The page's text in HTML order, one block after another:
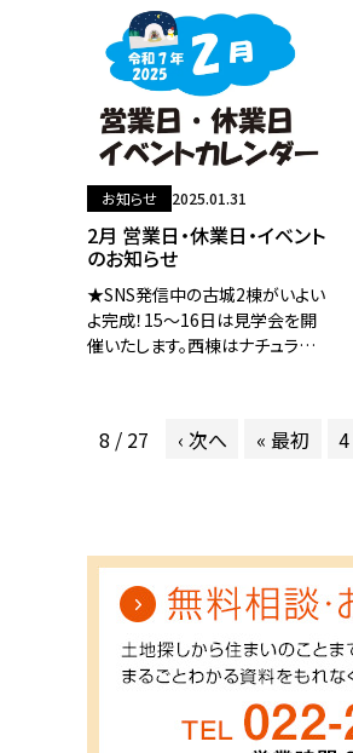
「だけじゃない」様々な魅力を集
めた、非日常も携える家★赤い三
角屋根と、「内装ネイ
お知らせ 2025.01.31
2月 営業日・休業日・イベント
のお知らせ
★SNS発信中の古城2棟がいよい
よ完成！15～16日は見学会を開
催いたします。西棟はナチュラル
会を開催いたします。飾
8 / 27 ‹ 次へ « 最初 4